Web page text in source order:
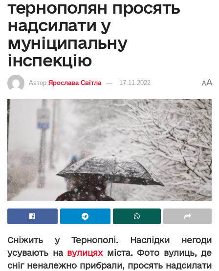
тернополян просять
надсилати у
муніципальну
інспекцію
Автор Ярослава Світла 17.11.2022 AA
Сніжить у Тернополі. Наслідки негоди
усувають на вулицяхміста. Фото вулиць, де
сніг неналежно прибрали, просять надсилати